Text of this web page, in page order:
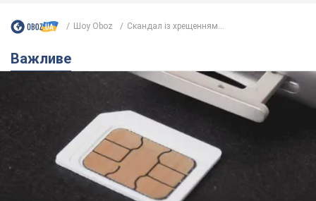
Шоу Oboz Скандал із хрещенням...
Важливе